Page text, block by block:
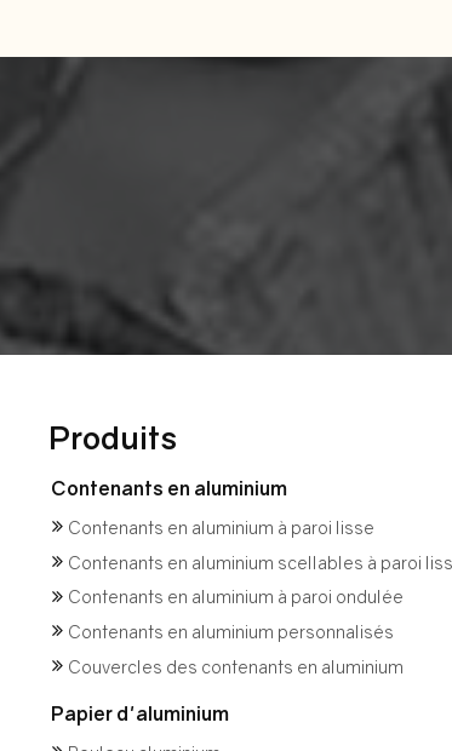
Produits
Contenants en aluminium
Contenants en aluminium à paroi lisse
Contenants en aluminium scellables à paroi
Contenants en aluminium à paroi ondulée
Contenants en aluminium personnalisés
Couvercles des contenants en aluminium
Papier d'aluminium